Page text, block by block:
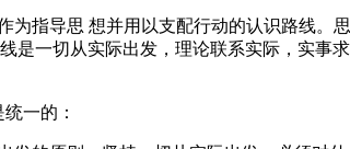
为指导思 想并用以支配行动的认识路线。
是一切从实际出发，理论联系实际，实
一的：